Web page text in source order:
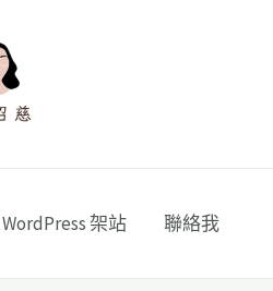
WordPress 架站 聯絡我